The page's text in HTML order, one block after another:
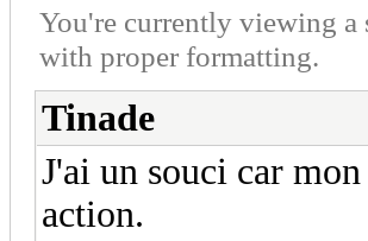
You're currently viewing
with proper formatting.
Tinade
J'ai un souci car
action.